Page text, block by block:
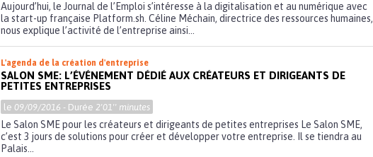
Aujourd’hui, le Journal de l’Emploi s’intéresse à la digitalisation et au numérique avec
la start-up française Platform.sh. Céline Méchain, directrice des ressources humaines,
nous explique l’activité de l’entreprise ainsi...
L'agenda de la création d'entreprise
SALON SME: L’ÉVÉNEMENT DÉDIÉ AUX CRÉATEURS ET DIRIGEANTS DE
PETITES ENTREPRISES
le 09/09/2016 - Durée2'01'' minutes
Le Salon SME pour les créateurs et dirigeants de petites entreprises Le Salon SME,
c’est 3 jours de solutions pour créer et développer votre entreprise. Il se tiendra au
Palais...